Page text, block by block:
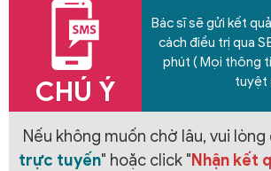
CHÚ Ý
Bác sĩ sẽ gửi kết
cách điều trị qua
phút ( Mọi thông
tuyệt
Nếu không muốn chờ lâu, vui lòng
trực tuyến" hoặc click "Nhận kết